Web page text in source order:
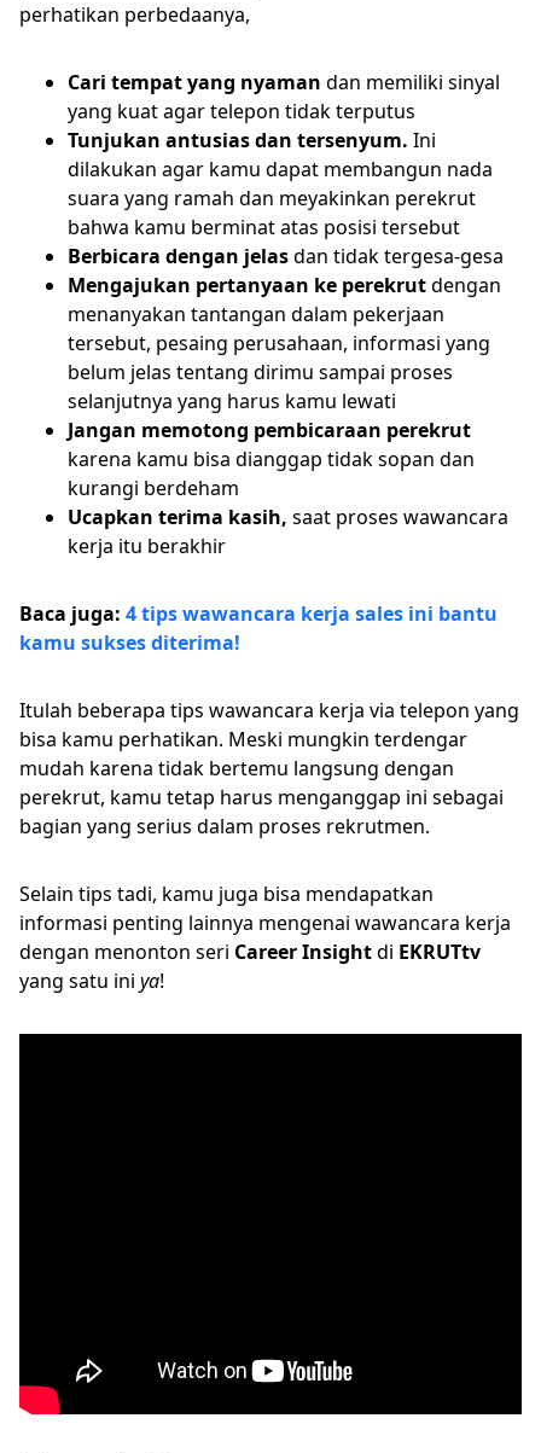
perhatikan perbedaanya,
Cari tempat yang nyaman dan memiliki sinyal
yang kuat agar telepon tidak terputus
Tunjukan antusias dan tersenyum. Ini
dilakukan agar kamu dapat membangun nada
suara yang ramah dan meyakinkan perekrut
bahwa kamu berminat atas posisi tersebut
Berbicara dengan jelasdan tidak tergesa-gesa
Mengajukan pertanyaan ke perekrutdengan
menanyakan tantangan dalam pekerjaan
tersebut, pesaing perusahaan, informasi yang
belum jelas tentang dirimu sampai proses
selanjutnya yang harus kamu lewati
Jangan memotong pembicaraan perekrut
karena kamu bisa dianggap tidak sopan dan
kurangi berdeham
Ucapkan terima kasih, saat proses wawancara
kerja itu berakhir
Baca juga: 4 tips wawancara kerja sales ini bantu
kamu sukses diterima!
Itulah beberapa tips wawancara kerja via telepon yang
bisa kamu perhatikan. Meski mungkin terdengar
mudah karena tidak bertemu langsung dengan
perekrut, kamu tetap harus menganggap ini sebagai
bagian yang serius dalam proses rekrutmen.
Selain tips tadi, kamu juga bisa mendapatkan
informasi penting lainnya mengenai wawancara kerja
dengan menonton seri Career Insightdi EKRUTtv
yang satu ini ya!